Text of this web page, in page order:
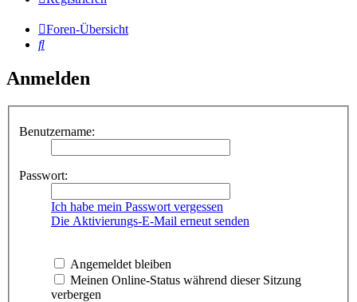
Foren-Übersicht
Suche
Anmelden
Benutzername:
Passwort:
Ich habe mein Passwort vergessen
Die Aktivierungs-E-Mail erneut senden
Angemeldet bleiben
Meinen Online-Status während dieser Sitzung
verbergen